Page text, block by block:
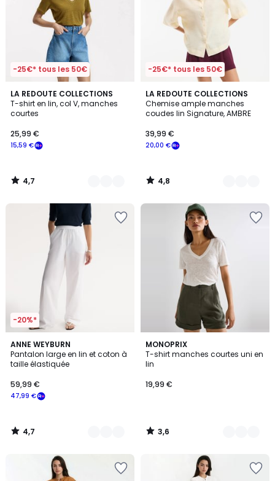
-25€* tous les 50€
LA REDOUTE COLLECTIONS
T-shirt en lin, col V, manches
courtes
15,59 €
25,99 €
4,7
/ 5
4
Couleurs
4,7
/
-25€* tous les 50€
LA REDOUTE COLLECTIONS
Chemise ample manches
coudes lin Signature, AMBRE
20,00 €
39,99 €
4,8
/ 5
2
Couleurs
4,8
/
-20%*
ANNE WEYBURN
Pantalon large en lin et coton à
taille élastiquée
47,99 €
59,99 €
4,7
/ 5
2
Couleurs
4,7
/
MONOPRIX
T-shirt manches courtes uni en
lin
19,99 €
3,6
/ 5
7
Couleurs
3,6
/